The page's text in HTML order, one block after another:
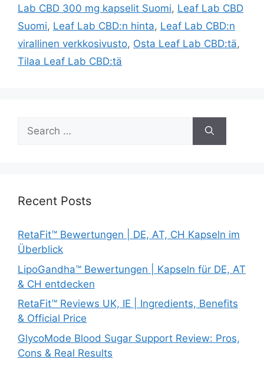
Lab CBD 300 mg kapselit Suomi, Leaf Lab CBD
Suomi, Leaf Lab CBD:n hinta, Leaf Lab CBD:n
virallinen verkkosivusto, Osta Leaf Lab CBD:tä,
Tilaa Leaf Lab CBD:tä
Search
for:
Recent Posts
RetaFit™ Bewertungen | DE, AT, CH Kapseln im
Überblick
LipoGandha™ Bewertungen | Kapseln für DE, AT
& CH entdecken
RetaFit™ Reviews UK, IE | Ingredients, Benefits
& Official Price
GlycoMode Blood Sugar Support Review: Pros,
Cons & Real Results